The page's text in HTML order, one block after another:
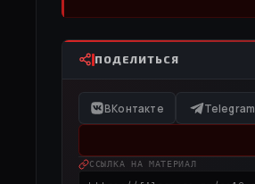
ПОДЕЛИТЬСЯ
ВКонтакте Telegram
ССЫЛКА НА МАТЕРИАЛ